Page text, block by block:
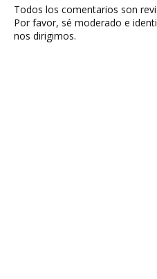
Todos los comentarios son
Por favor, sé moderado e
nos dirigimos.